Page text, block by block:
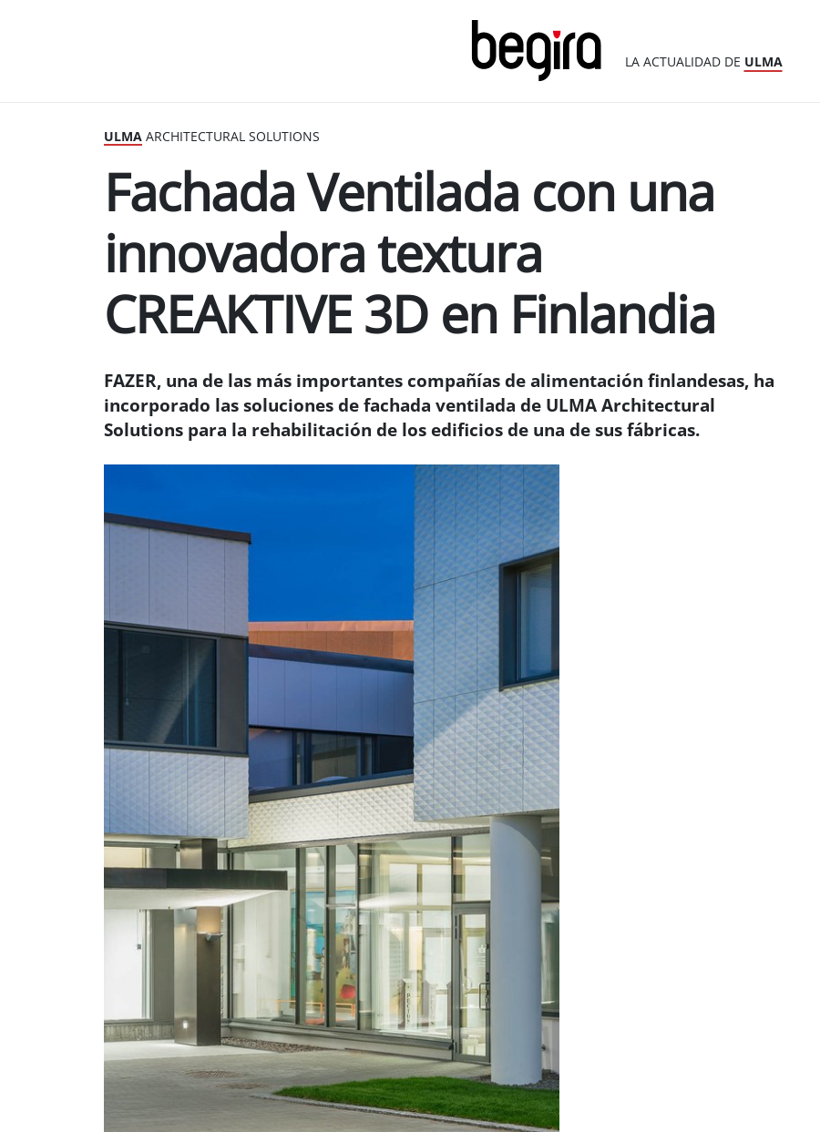
LA ACTUALIDAD DE ULMA
ULMA ARCHITECTURAL SOLUTIONS
Fachada Ventilada con una
innovadora textura
CREAKTIVE 3D en Finlandia
FAZER, una de las más importantes compañías de alimentación finlandesas, ha
incorporado las soluciones de fachada ventilada de ULMA Architectural
Solutions para la rehabilitación de los edificios de una de sus fábricas.